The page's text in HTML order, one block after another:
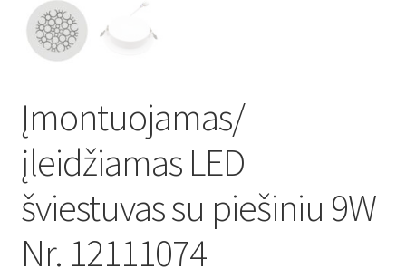
Gamybos terminai ir procesas
Kontaktai
Krepšelis
Parduotuvė
Paskyra
Įmontuojamas/
įleidžiamas LED
šviestuvas su piešiniu 9W
Nr. 12111074